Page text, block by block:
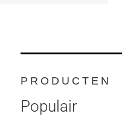
PRODUCTEN
Populair